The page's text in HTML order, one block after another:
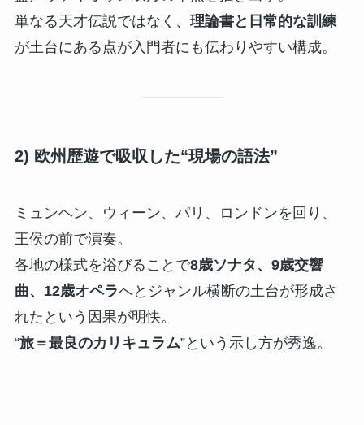
単なる天才伝説ではなく、 理論書と日常的な訓練
が土台にある点が入門者にも伝わりやすい構成。
2) 欧州歴遊で吸収した“現場の語法”
ミュンヘン、ウィーン、パリ、ロンドンを回り、
王侯の前で演奏。
各地の様式を浴びることで8歳ソナタ、9歳交響
曲、12歳オペラへとジャンル横断の土台が形成さ
れたという因果が明快。
“旅＝最良のカリキュラム”という示し方が秀逸。